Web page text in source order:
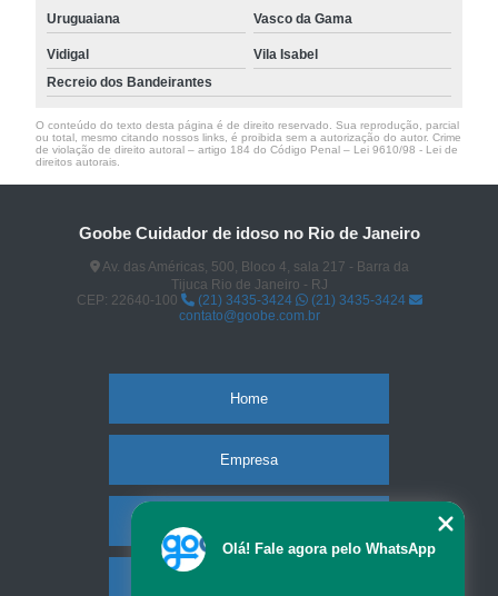
Uruguaiana Vasco da Gama
Vidigal
Vila Isabel
Recreio dos Bandeirantes
O conteúdo do texto desta página é de direito reservado. Sua reprodução, parcial
ou total, mesmo citando nossos links, é proibida sem a autorização do autor. Crime
de violação de direito autoral – artigo 184 do Código Penal – Lei 9610/98 - Lei de
direitos autorais
Goobe Cuidador de idoso no Rio de Janeiro
Av. das Américas, 500, Bloco 4, sala 217 - Barra da
Tijuca Rio de Janeiro - RJ
CEP: 22640-100
(21) 3435-3424
(21) 3435-3424
contato@goobe.com.br
Home
Empresa
Olá! Fale agora pelo WhatsApp